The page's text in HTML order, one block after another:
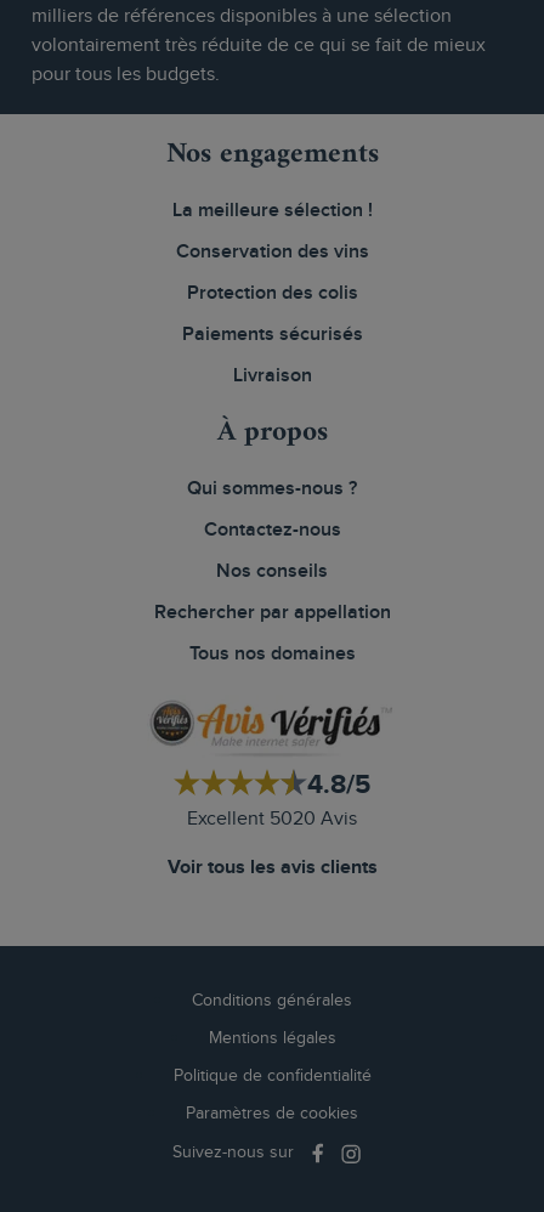
milliers de références disponibles à une sélection
volontairement très réduite de ce qui se fait de mieux
pour tous les budgets.
Nos engagements
La meilleure sélection !
Conservation des vins
Protection des colis
Paiements sécurisés
Livraison
À propos
Qui sommes-nous ?
Contactez-nous
Nos conseils
Rechercher par appellation
Tous nos domaines
4.8/5
Excellent 5020 Avis
Voir tous les avis clients
Conditions générales
Mentions légales
Politique de confidentialité
Paramètres de cookies
Suivez-nous sur